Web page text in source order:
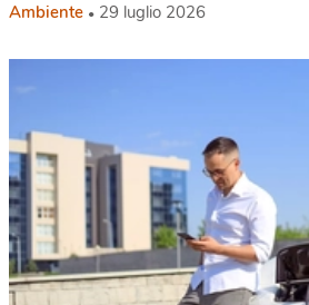
Ambiente 29 luglio 2026